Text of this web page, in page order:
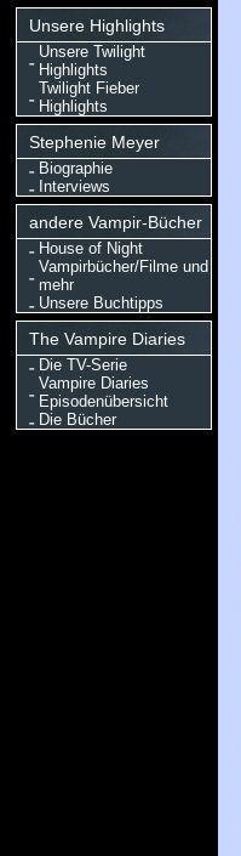
Unsere Highlights
Unsere Twilight
Highlights
Twilight Fieber
Highlights
Stephenie Meyer
Biographie
Interviews
andere Vampir-Bücher
House of Night
Vampirbücher/Filme und
mehr
Unsere Buchtipps
The Vampire Diaries
Die TV-Serie
Vampire Diaries
Episodenübersicht
Die Bücher